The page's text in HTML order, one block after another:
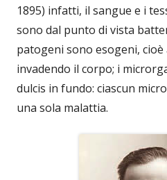
1895) infatti, il sangue e i
sono dal punto di vista
patogeni sono esogeni,
invadendo il corpo; i
dulcis in fundo: ciascun
una sola malattia.